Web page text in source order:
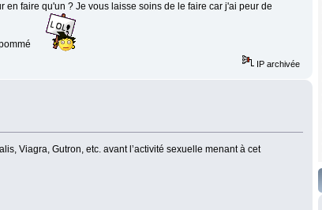
en faire qu'un ? Je vous laisse soins de le faire car j'ai peur de
IP archivée
Viagra, Gutron, etc. avant l’activité sexuelle menant à cet